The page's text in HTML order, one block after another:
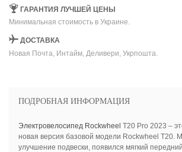
ГАРАНТИЯ ЛУЧШЕЙ ЦЕНЫ
Минимальная стоимость в Украине.
ДОСТАВКА
Новая Почта, Интайм, Деливери, Укрпошта.
ПОДРОБНАЯ ИНФОРМАЦИЯ
Электровелосипед Rockwheel T20 Pro 2023 –
новая версия базовой модели Rockwheel T20.
улучшение подвески, появился мягкий